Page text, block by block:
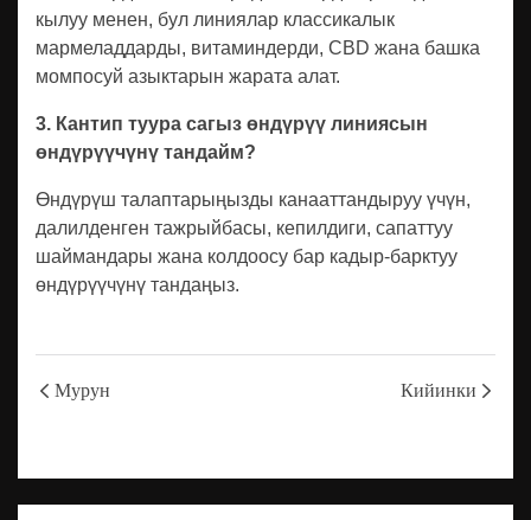
кылуу менен, бул линиялар классикалык
мармеладдарды, витаминдерди, CBD жана башка
момпосуй азыктарын жарата алат.
3. Кантип туура сагыз өндүрүү линиясын
өндүрүүчүнү тандайм?
Өндүрүш талаптарыңызды канааттандыруу үчүн,
далилденген тажрыйбасы, кепилдиги, сапаттуу
шаймандары жана колдоосу бар кадыр-барктуу
өндүрүүчүнү тандаңыз.
Мурун Кийинки